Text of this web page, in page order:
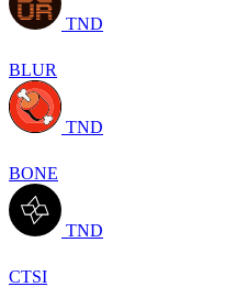
TND
BLUR
TND
BONE
TND
CTSI